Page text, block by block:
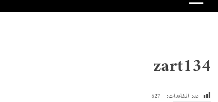
zart134
عدد المشاهدات:
627